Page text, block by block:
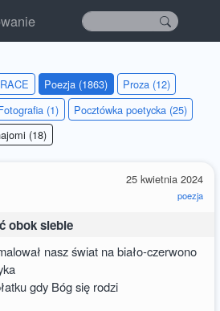
Poezja (1863)
Proza (12)
(1)
Pocztówka poetycka (25)
(18)
25 kwietnia 2024
poezja
obok siebie
nasz świat na biało-czerwono
gdy Bóg się rodzi